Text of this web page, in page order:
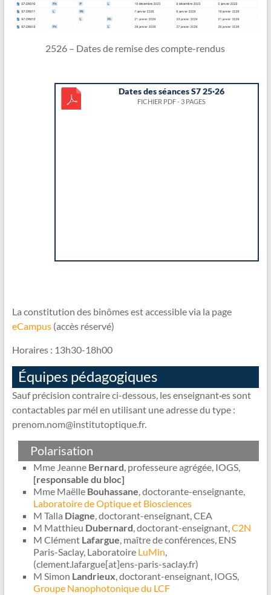
2526 – Dates de remise des compte-rendus
Dates des séances S7 25·26
FICHIER PDF - 3 PAGES
La constitution des binômes est accessible via la page
eCampus(accès réservé)
Horaires : 13h30-18h00
Équipes pédagogiques
Sauf précision contraire ci-dessous, les enseignant·es sont
contactables par mél en utilisant une adresse du type :
prenom.nom@institutoptique.fr.
Polarisation
Mme Jeanne Bernard, professeure agrégée, IOGS,
[responsable du bloc]
Mme Maëlle Bouhassane, doctorante-enseignante,
Laboratoire de Optique et Biosciences
M Talla Diagne, doctorant-enseignant, CEA
M Matthieu Dubernard, doctorant-enseignant,C2N
M Clément Lafargue, maître de conférences, ENS
Paris-Saclay, Laboratoire LuMin,
(clement.lafargue[at]ens-paris-saclay.fr)
M Simon Landrieux, doctorant-enseignant, IOGS,
Groupe Nanophotonique du LCF